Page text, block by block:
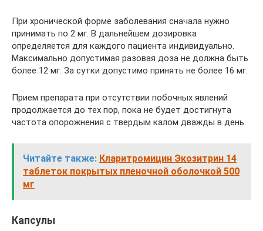
При хронической форме заболевания сначала нужно
принимать по 2 мг. В дальнейшем дозировка
определяется для каждого пациента индивидуально.
Максимально допустимая разовая доза не должна быть
более 12 мг. За сутки допустимо принять не более 16 мг.
Прием препарата при отсутствии побочных явлений
продолжается до тех пор, пока не будет достигнута
частота опорожнения с твердым калом дважды в день.
Читайте также: Кларитромицин Экозитрин 14
таблеток покрытых пленочной оболочкой 500
мг
Капсулы